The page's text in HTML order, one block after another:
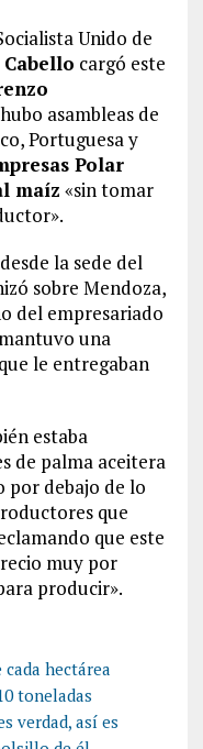
Unido de
cargó este
asambleas de
Portuguesa y
Polar
maíz «sin tomar
la sede del
sobre Mendoza,
del empresariado
una
le entregaban
estaba
de palma aceitera
por debajo de lo
que
que este
muy por
producir».
hectárea
toneladas
verdad, así es